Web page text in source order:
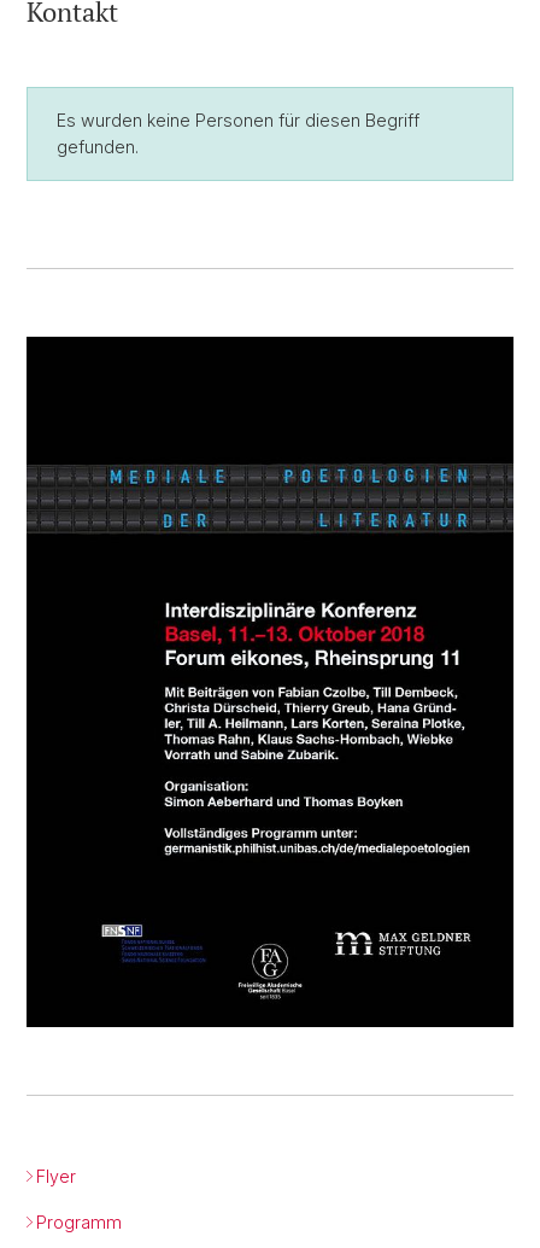
Kontakt
Es wurden keine Personen für diesen Begriff
gefunden.
Flyer
Programm